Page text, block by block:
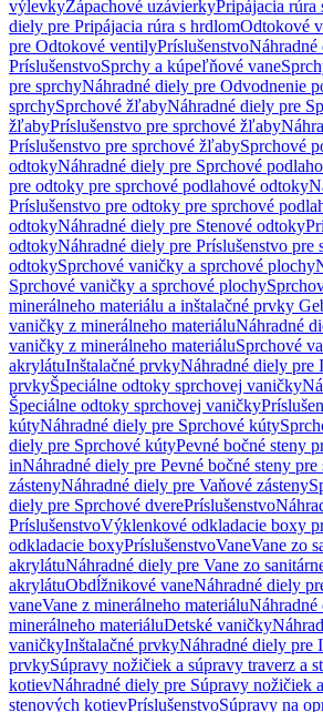
výlevkyZápachové uzávierkyPripájacia rúra
diely pre Pripájacia rúra s hrdlomOdtokové
pre Odtokové ventilyPríslušenstvoNáhradné
PríslušenstvoSprchy a kúpeľňové vane
pre sprchyNáhradné diely pre Odvodnenie
sprchySprchové žľabyNáhradné diely pre
žľabyPríslušenstvo pre sprchové žľaby
Príslušenstvo pre sprchové žľabySprchové
odtokyNáhradné diely pre Sprchové
pre odtoky pre sprchové podlahové odtoky
Príslušenstvo pre odtoky pre sprchové
odtokyNáhradné diely pre Stenové odtoky
odtokyNáhradné diely pre Príslušenstvo pre
odtokySprchové vaničky a sprchové plochy
Sprchové vaničky a sprchové plochy
minerálneho materiálu a inštalačné prvky
vaničky z minerálneho materiáluNáhradné
vaničky z minerálneho materiáluSprchové
akrylátuInštalačné prvkyNáhradné diely pre
prvkyŠpeciálne odtoky sprchovej vaničky
Špeciálne odtoky sprchovej vaničky
kútyNáhradné diely pre Sprchové kúty
diely pre Sprchové kútyPevné bočné steny
inNáhradné diely pre Pevné bočné steny
zástenyNáhradné diely pre Vaňové zásteny
diely pre Sprchové dverePríslušenstvo
PríslušenstvoVýklenkové odkladacie boxy
odkladacie boxyPríslušenstvoVaneVane zo
akrylátuNáhradné diely pre Vane zo
akrylátuObdĺžnikové vaneNáhradné diely
vaneVane z minerálneho materiáluNáhradné
minerálneho materiáluDetské vaničky
vaničkyInštalačné prvkyNáhradné diely pre
prvkySúpravy nožičiek a súpravy traverz a
kotievNáhradné diely pre Súpravy nožičiek
stenových kotievPríslušenstvoSúpravy na